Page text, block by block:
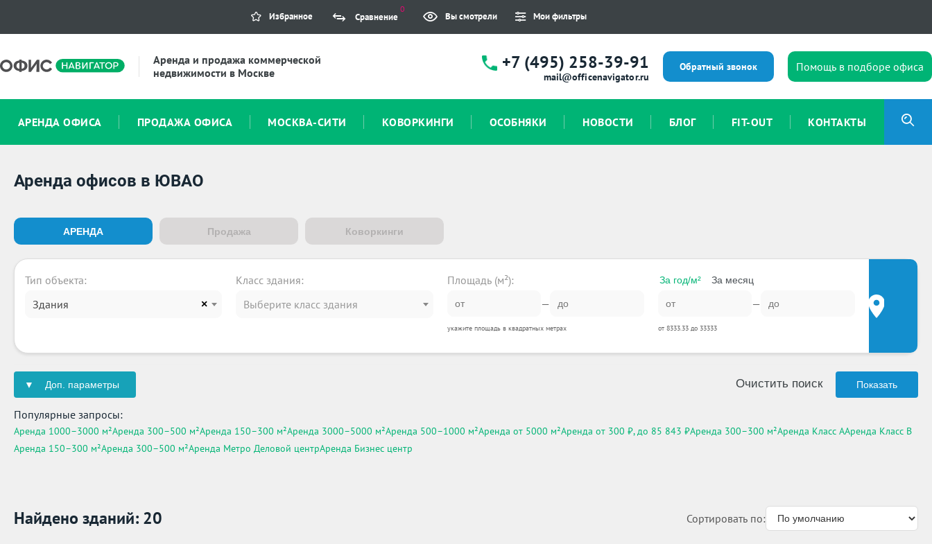
Избранное Сравнение
0
Вы смотрели Мои фильтры
Аренда и продажа коммерческой
недвижимости в Москве
+7 (495) 258-39-91
mail@officenavigator.ru
Обратный звонок Помощь в подборе офиса
АРЕНДА ОФИСА ПРОДАЖА ОФИСА МОСКВА-СИТИ КОВОРКИНГИ ОСОБНЯКИ НОВОСТИ БЛОГ FIT-OUT КОНТАКТЫ
Аренда офисов в ЮВАО
АРЕНДА Продажа Коворкинги
Тип объекта:
×
Здания
Класс здания:
Выберите класс здания
Площадь (м²):
—
укажите площадь в квадратных метрах
За год/м² За месяц
—
от 8333.33 до 33333
Доп. параметры Очистить поиск Показать
Популярные запросы:
Аренда 1000–3000 м²Аренда 300–500 м²Аренда 150–300 м²Аренда 3000–5000 м²Аренда 500–1000 м²Аренда от 5000 м²Аренда от 300 ₽, до 85 843 ₽Аренда 300–300 м²Аренда Класс AАренда Класс B
Аренда 150–300 м²Аренда 300–500 м²Аренда Метро Деловой центрАренда Бизнес центр
Найдено зданий: 20 Сортировать по: